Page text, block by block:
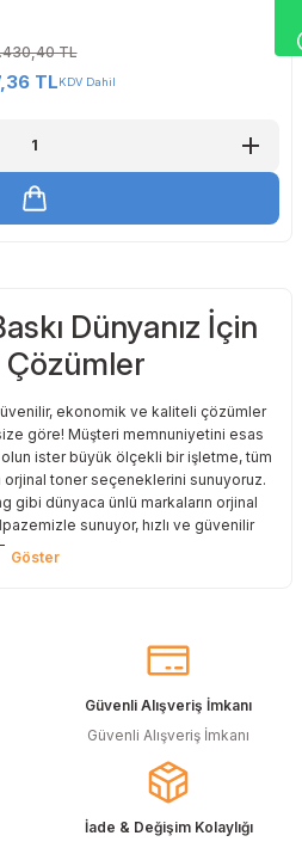
TL
TLKDV Dahil
Dünyanız İçin
Çözümler
ekonomik ve kaliteli çözümler
göre! Müşteri memnuniyetini esas
olun ister büyük ölçekli bir işletme, tüm
orjinal toner seçeneklerini sunuyoruz.
gibi dünyaca ünlü markaların orjinal
sunuyor, hızlı ve güvenilir
çözümlerimize göz atmalısınız!
kalitesine en yakın performansı
Böylece, baskı kalitenizden ödün
Özellikle büyük hacimli
toner, tasarruf sağlamanın en
Güvenli Alışveriş İmkanı
Güvenli Alışveriş İmkanı
İade & Değişim Kolaylığı